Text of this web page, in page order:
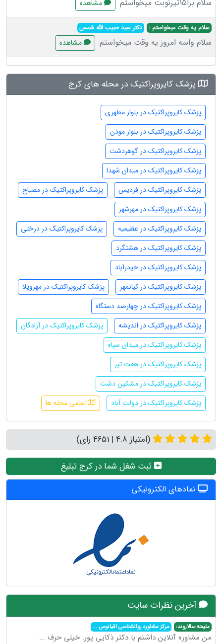
سلام برا۱۵تیرنوبت میخواستم مشاهده
سلام یه وقت میخواستم : دکتر سید حبیب الله شمس
سلام واسه امروز یه وقت میخواستم مشاهده
پزشک کایروپراکتیک در محله های کرج
پزشک کایروپراکتیک در بلوار مطهری
پزشک کایروپراکتیک در بلوار موذن
پزشک کایروپراکتیک در گوهردشت
پزشک کایروپراکتیک در میدان شهدا
پزشک کایروپراکتیک در فردیس
پزشک کایروپراکتیک در مصباح
پزشک کایروپراکتیک در مهرشهر
پزشک کایروپراکتیک در عظیمیه
پزشک کایروپراکتیک در درختی
پزشک کایروپراکتیک در هشتگرد
پزشک کایروپراکتیک در حیدرآباد
پزشک کایروپراکتیک در کیانمهر
پزشک کایروپراکتیک در مهرویلا
پزشک کایروپراکتیک در چهارصد دستگاه
پزشک کایروپراکتیک در اندیشه
پزشک کایروپراکتیک در آزادگان
پزشک کایروپراکتیک در میدان سپاه
پزشک کایروپراکتیک در هفت تیر
پزشک کایروپراکتیک در مشکین دشت
پزشک کایروپراکتیک در دولت آباد
تمامی محله ها
(امتیاز 4.8 | 4651 رای)
ثبت شغل شما در کرج تبلیغ
نمادهای الکترونیکی
آخرین نظرات سایت
ملیحه سالاروند: مرکز مشاوره روانشناسی اقیانوس...
من مشاوره آنلاین داشتم با دکتر ذکایی پور. خیلی حرف ...